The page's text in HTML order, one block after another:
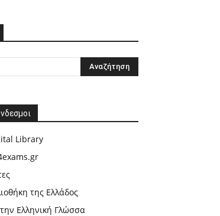
Library
της Ελλάδος
Ελληνική Γλώσσα